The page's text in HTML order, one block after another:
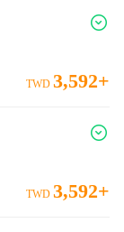
TWD 3,592+
TWD 3,592+